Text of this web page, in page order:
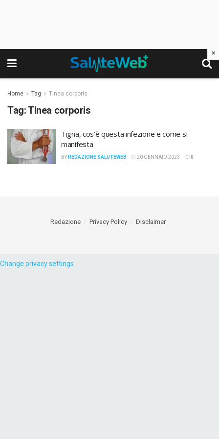
Home Tag Tinea corporis
Tag:Tinea corporis
Tigna, cos’è questa infezione e come si
manifesta
BY REDAZIONE SALUTEWEB 20 GENNAIO 2023 0
Redazione Privacy Policy Disclaimer
Change privacy settings
×